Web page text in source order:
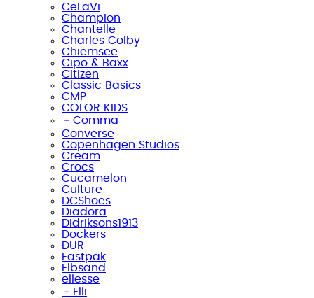
CeLaVi
Champion
Chantelle
Charles Colby
Chiemsee
Cipo & Baxx
Citizen
Classic Basics
CMP
COLOR KIDS
﹢ Comma
Converse
Copenhagen Studios
Cream
Crocs
Cucamelon
Culture
DCShoes
Diadora
Didriksons1913
Dockers
DUR
Eastpak
Elbsand
ellesse
﹢ Elli